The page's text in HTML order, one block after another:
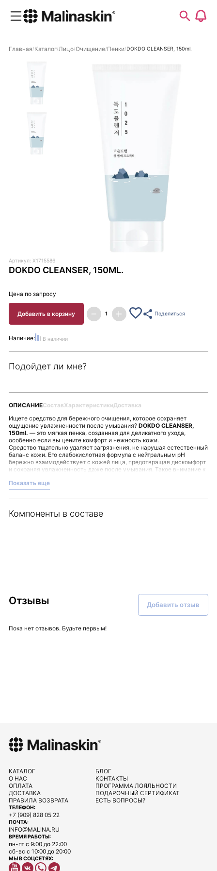
Главная Каталог Лицо Очищение Пенки DOKDO CLEANSER, 150ml.
Артикул: X1715586
DOKDO CLEANSER, 150ML.
Цена по запросу
Добавить в корзину Поделиться
Наличие: В наличии
Подойдет ли мне?
ОПИСАНИЕСоставХарактеристикиДоставка
Ищете средство для бережного очищения, которое сохраняет
ощущение увлажненности после умывания? DOKDO CLEANSER,
150ml. — это мягкая пенка, созданная для деликатного ухода,
особенно если вы цените комфорт и нежность кожи.
Средство тщательно удаляет загрязнения, не нарушая естественный
баланс кожи. Его слабокислотная формула с нейтральным pH
бережно взаимодействует с кожей лица, предотвращая дискомфорт
и сохраняя увлажненность даже после умывания. Такое внимание к
очищения.
DOKDO CLEANSER
кожи;
формирует невидимый барьер, который сохраняет влагу;
Показать еще
Компоненты в составе
Отзывы Добавить отзыв
Пока нет отзывов. Будьте первым!
ТЕЛЕФОН:
+7 (909) 828 05 22
ПОЧТА:
INFO@MALINA.RU
ВРЕМЯ РАБОТЫ:
пн-пт с 9:00 до 22:00
сб-вс с 10:00 до 20:00
МЫ В СОЦСЕТЯХ:
КАТАЛОГ
О НАС
ОПЛАТА
ДОСТАВКА
ПРАВИЛА ВОЗВРАТА
БЛОГ
КОНТАКТЫ
ПРОГРАММА ЛОЯЛЬНОСТИ
ПОДАРОЧНЫЙ СЕРТИФИКАТ
ЕСТЬ ВОПРОСЫ?